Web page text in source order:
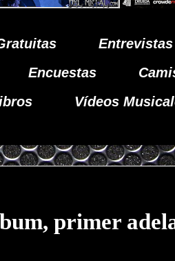
Entrevistas
Encuestas
Vídeos
primer